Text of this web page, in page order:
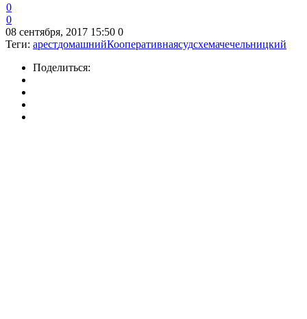
0
0
08 сентября, 2017 15:50 0
Теги: арестдомашнийКооперативнаясудсхемачечельницкий
Поделиться: